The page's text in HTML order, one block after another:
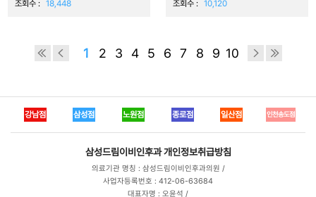
조회수 : 18,448
조회수 : 10,120
1 2 3 4 5 6 7 8 9 10
강남점 삼성점 노원점 종로점 일산점 인천송도점
삼성드림이비인후과 개인정보취급방침
의료기관 명칭 : 삼성드림이비인후과의원 /
사업자등록번호 : 412-06-63684
대표자명 : 오윤석 /